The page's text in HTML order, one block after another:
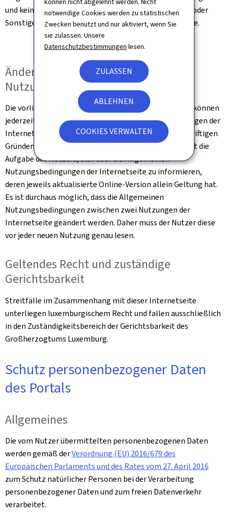
notwendige Cookies werden zu statistischen
Zwecken benutzt und nur aktiviert, wenn Sie
sie zulassen. Unsere
Datenschutzbestimmungen lesen.
ZULASSEN
ABLEHNEN
COOKIES VERWALTEN
und keinesfalls die Abtretung von Rechten, Eigentum oder
Sonstigem im Zusammenhang mit dieser Internetseite.
Änderung der Allgemeinen
Nutzungsbedingungen
Die vorliegenden Allgemeinen Nutzungsbedingungen können
jederzeit und ohne Ankündigung aufgrund von Änderungen der
Internetseite, der Gesetzgebung oder aus sonstigen triftigen
Gründen Änderungen oder Ergänzungen erfahren. Es ist die
Aufgabe des Nutzers, sich über die Allgemeinen
Nutzungsbedingungen der Internetseite zu informieren,
deren jeweils aktualisierte Online-Version allein Geltung hat.
Es ist durchaus möglich, dass die Allgemeinen
Nutzungsbedingungen zwischen zwei Nutzungen der
Internetseite geändert werden. Daher muss der Nutzer diese
vor jeder neuen Nutzung genau lesen.
Geltendes Recht und zuständige
Gerichtsbarkeit
Streitfälle im Zusammenhang mit dieser Internetseite
unterliegen luxemburgischem Recht und fallen ausschließlich
in den Zuständigkeitsbereich der Gerichtsbarkeit des
Großherzogtums Luxemburg.
Schutz personenbezogener Daten
des Portals
Allgemeines
Die vom Nutzer übermittelten personenbezogenen Daten
werden gemäß derVerordnung (EU) 2016/679 des
Europäischen Parlaments und des Rates vom 27. April 2016
zum Schutz natürlicher Personen bei der Verarbeitung
personenbezogener Daten und zum freien Datenverkehr
verarbeitet.